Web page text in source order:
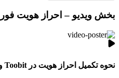
بخش ویدیو – احراز هویت
نحوه تکمیل احراز هویت در Toobit و محافظت در برابر کلاهبرداری